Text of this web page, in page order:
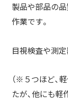
製品や部品の
作業です。
目視検査や測
（※５つほど、
たが、他にも軽